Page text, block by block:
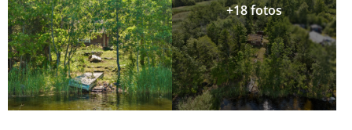
+18 fotos